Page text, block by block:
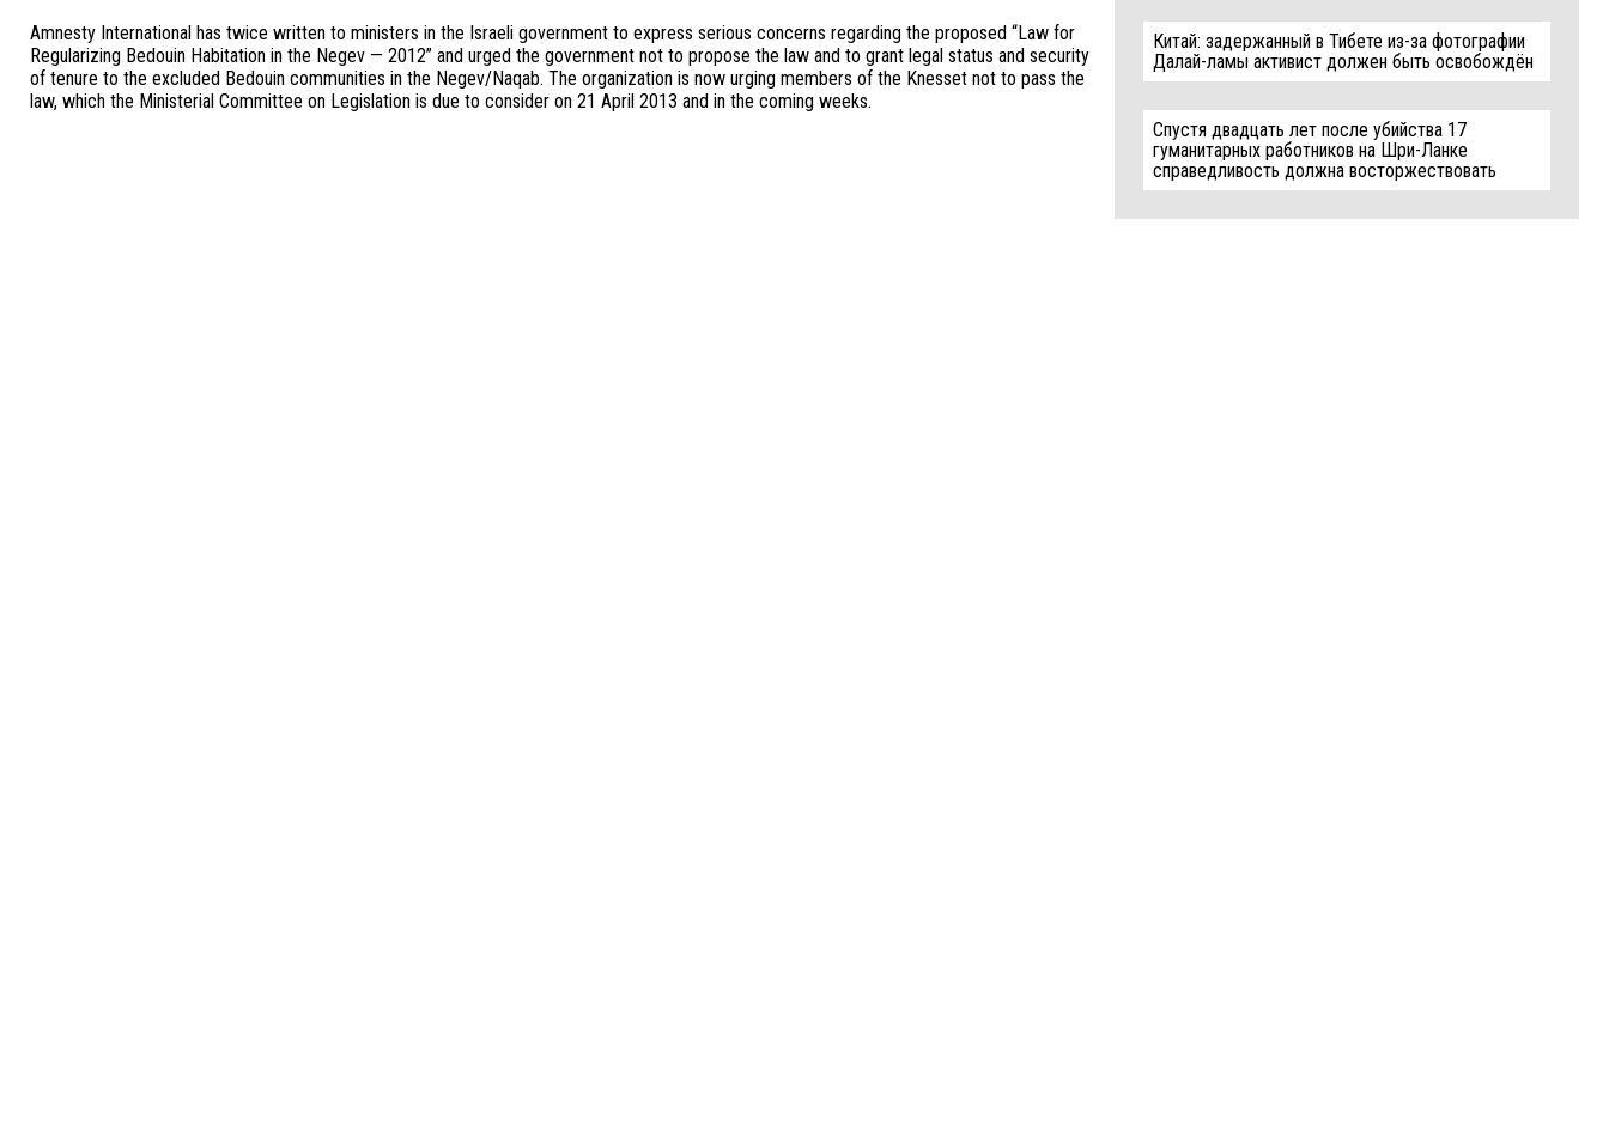
Amnesty International has twice written to ministers in the Israeli government to express serious concerns regarding the proposed “Law for
Regularizing Bedouin Habitation in the Negev — 2012” and urged the government not to propose the law and to grant legal status and security
of tenure to the excluded Bedouin communities in the Negev/Naqab. The organization is now urging members of the Knesset not to pass the
law, which the Ministerial Committee on Legislation is due to consider on 21 April 2013 and in the coming weeks.
Китай: задержанный в Тибете из-за фотографии
Далай-ламы активист должен быть освобождён
Спустя двадцать лет после убийства 17
гуманитарных работников на Шри-Ланке
справедливость должна восторжествовать